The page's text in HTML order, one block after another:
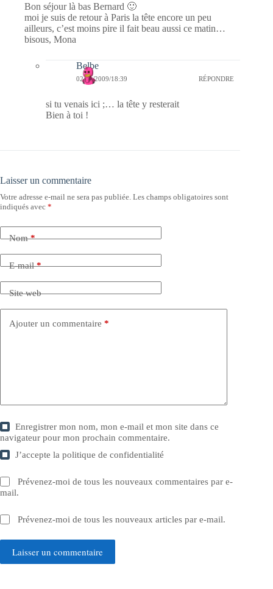
Bon séjour là bas Bernard 🙂
moi je suis de retour à Paris la tête encore un peu
ailleurs, c’est moins pire il fait beau aussi ce matin…
bisous, Mona
Belbe
02/11/2009/18:39 RÉPONDRE
si tu venais ici ;… la tête y resterait
Bien à toi !
Laisser un commentaire
Votre adresse e-mail ne sera pas publiée. Les champs obligatoires sont
indiqués avec *
Nom*
E-mail*
Site web
Ajouter un commentaire *
Enregistrer mon nom, mon e-mail et mon site dans ce
navigateur pour mon prochain commentaire.
J’accepte lapolitique de confidentialité
Prévenez-moi de tous les nouveaux commentaires par e-
mail.
Prévenez-moi de tous les nouveaux articles par e-mail.
Laisser un commentaire